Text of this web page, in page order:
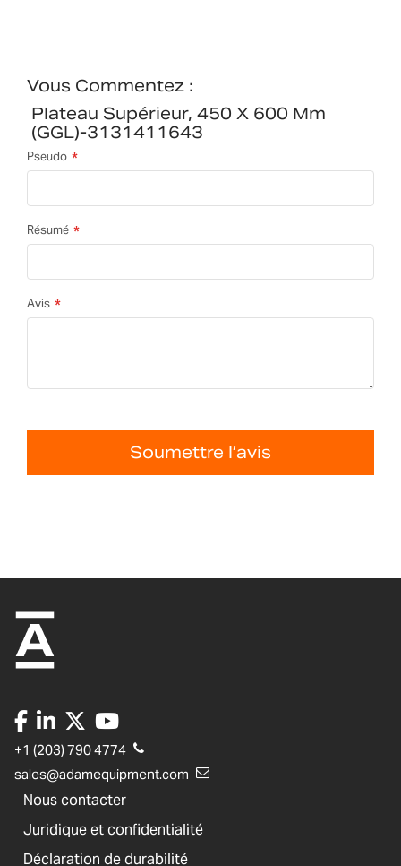
Vous Commentez :
Plateau Supérieur, 450 X 600 Mm
(GGL)-3131411643
Pseudo
Résumé
Avis
Soumettre l’avis
+1 (203) 790 4774
sales@adamequipment.com
Nous contacter
Juridique et confidentialité
Déclaration de durabilité